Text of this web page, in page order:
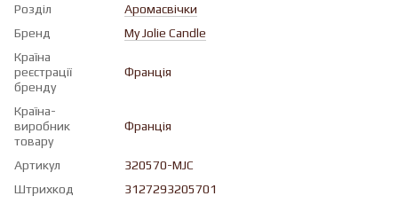
Розділ
Аромасвічки
Бренд
My Jolie Candle
Країна
реєстрації
бренду
Франція
Країна-
виробник
товару
Франція
Артикул
320570-MJC
Штрихкод
3127293205701